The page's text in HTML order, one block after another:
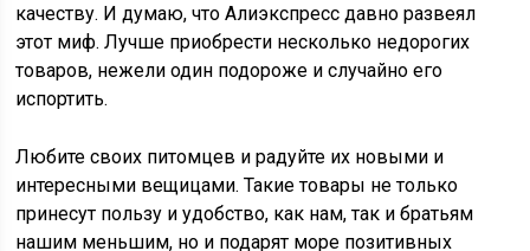
качеству. И думаю, что Алиэкспресс давно развеял
этот миф. Лучше приобрести несколько недорогих
товаров, нежели один подороже и случайно его
испортить.
Любите своих питомцев и радуйте их новыми и
интересными вещицами. Такие товары не только
принесут пользу и удобство, как нам, так и братьям
нашим меньшим, но и подарят море позитивных